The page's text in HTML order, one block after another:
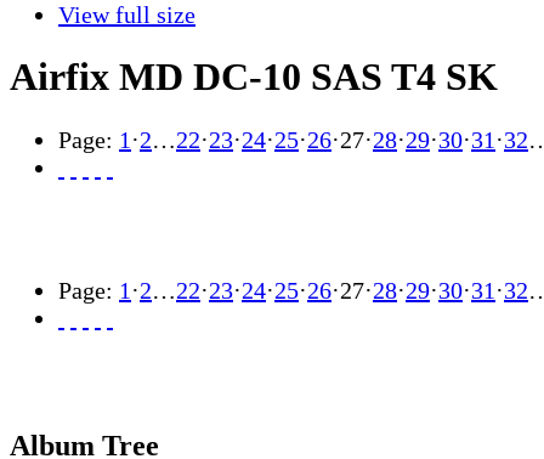
View full size
Airfix MD DC-10 SAS T4 SK
Page: 1 ·2…22·23·24·25·26·27·28·29·30·31 ·32
Page: 1 ·2…22·23·24·25·26·27·28·29·30·31 ·32
Album Tree